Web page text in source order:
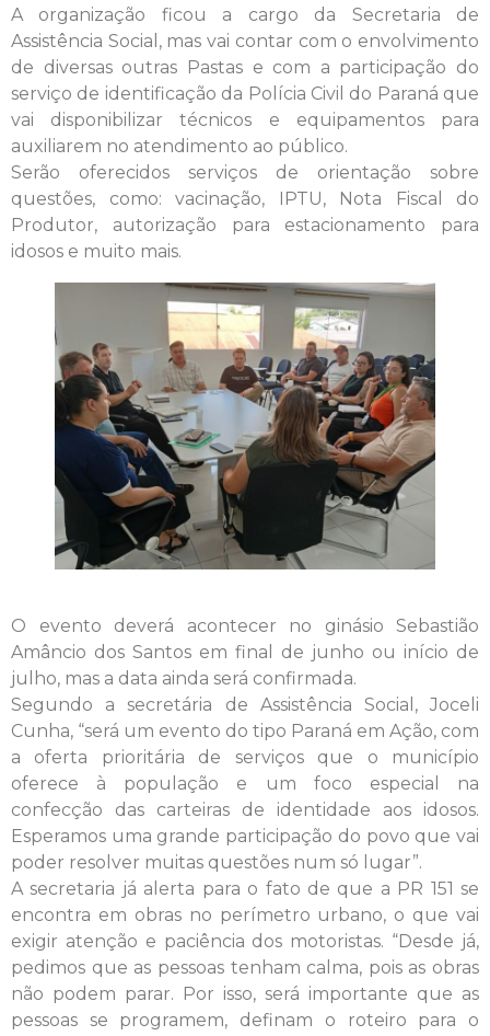
A organização ficou a cargo da Secretaria de
Assistência Social, mas vai contar com o envolvimento
de diversas outras Pastas e com a participação do
serviço de identificação da Polícia Civil do Paraná que
vai disponibilizar técnicos e equipamentos para
auxiliarem no atendimento ao público.
Serão oferecidos serviços de orientação sobre
questões, como: vacinação, IPTU, Nota Fiscal do
Produtor, autorização para estacionamento para
idosos e muito mais.
O evento deverá acontecer no ginásio Sebastião
Amâncio dos Santos em final de junho ou início de
julho, mas a data ainda será confirmada.
Segundo a secretária de Assistência Social, Joceli
Cunha, “será um evento do tipo Paraná em Ação, com
a oferta prioritária de serviços que o município
oferece à população e um foco especial na
confecção das carteiras de identidade aos idosos.
Esperamos uma grande participação do povo que vai
poder resolver muitas questões num só lugar”.
A secretaria já alerta para o fato de que a PR 151 se
encontra em obras no perímetro urbano, o que vai
exigir atenção e paciência dos motoristas. “Desde já,
pedimos que as pessoas tenham calma, pois as obras
não podem parar. Por isso, será importante que as
pessoas se programem, definam o roteiro para o